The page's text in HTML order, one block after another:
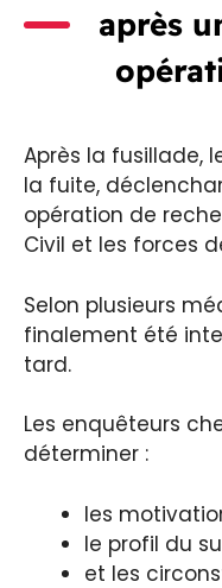
après
Après la fusillade,
la fuite,
opération de
Civil et les forces
Selon plusieurs
finalement été
tard.
Les enquêteurs
déterminer :
les
le profil du
et les